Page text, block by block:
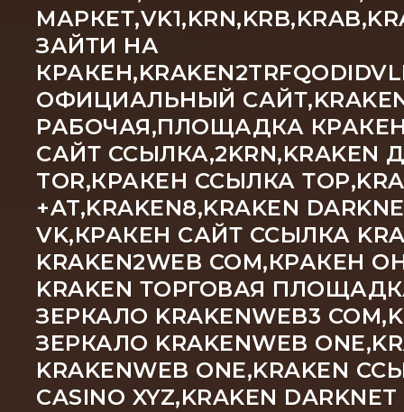
ЗАЙТИ НА
ОФИЦИАЛЬНЫЙ
РАБОЧАЯ,ПЛОЩАДКА
САЙТ
TOR,КРАКЕН ССЫЛКА
+AT,KRAKEN8,KRAKEN
VK,КРАКЕН САЙТ ССЫЛКА
KRAKEN2WEB COM,КРАКЕН
KRAKEN ТОРГОВАЯ
ЗЕРКАЛО KRAKENWEB3
ЗЕРКАЛО KRAKENWEB
KRAKENWEB ONE,KRAKEN
CASINO XYZ,KRAKEN